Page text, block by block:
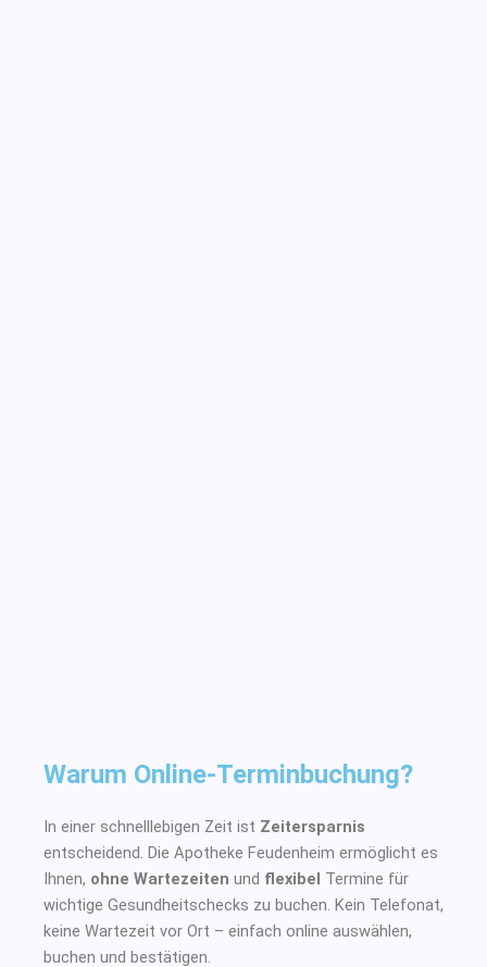
Warum Online-Terminbuchung?
In einer schnelllebigen Zeit ist Zeitersparnis
entscheidend. Die Apotheke Feudenheim ermöglicht es
Ihnen, ohne Wartezeiten und flexibel Termine für
wichtige Gesundheitschecks zu buchen. Kein Telefonat,
keine Wartezeit vor Ort – einfach online auswählen,
buchen und bestätigen.